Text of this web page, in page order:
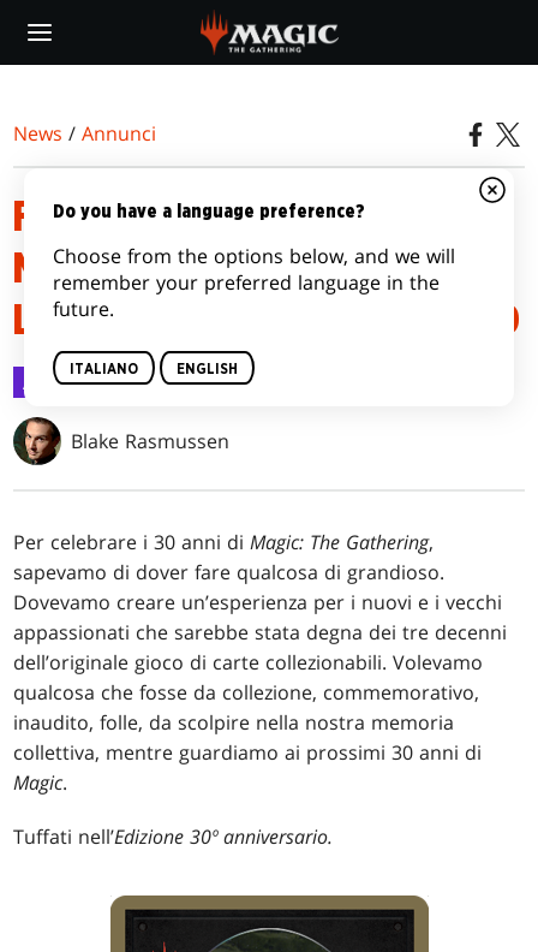
main
News /Annunci
FESTEGGIA I 30 ANNI DI
MAGIC: THE GATHERING CON
L’EDIZIONE 30º ANNIVERSARIO
Annunci 4 ott 2022
Blake Rasmussen
Per celebrare i 30 anni diMagic: The Gathering,
sapevamo di dover fare qualcosa di grandioso.
Dovevamo creare un’esperienza per i nuovi e i vecchi
appassionati che sarebbe stata degna dei tre decenni
dell’originale gioco di carte collezionabili. Volevamo
qualcosa che fosse da collezione, commemorativo,
inaudito, folle, da scolpire nella nostra memoria
collettiva, mentre guardiamo ai prossimi 30 anni di
Magic.
Tuffati nell’Edizione 30º anniversario.
Do you have a language preference?
Choose from the options below, and we will
remember your preferred language in the
future.
ITALIANO ENGLISH